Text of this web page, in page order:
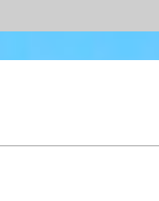
Bij Maya
eerste keer je